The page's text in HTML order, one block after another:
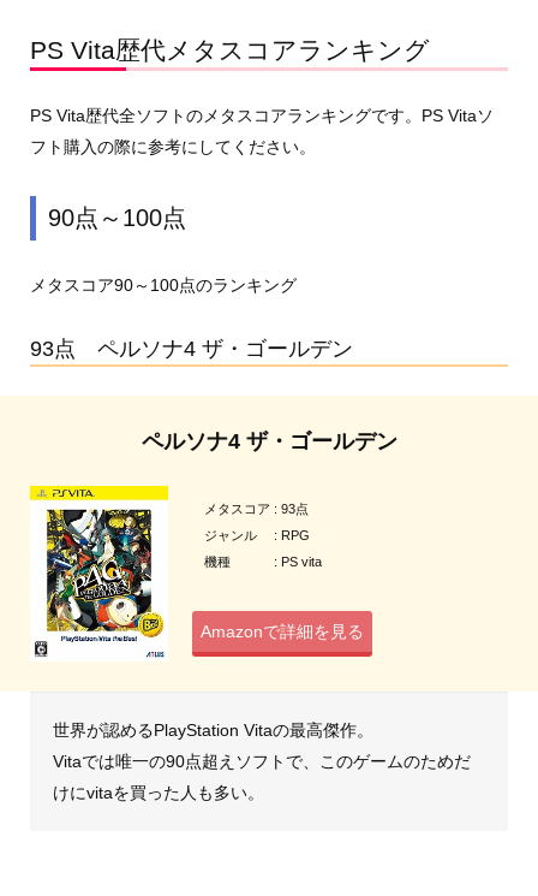
PS Vita歴代メタスコアランキング
PS Vita歴代全ソフトのメタスコアランキングです。PS Vitaソ
フト購入の際に参考にしてください。
90点～100点
メタスコア90～100点のランキング
93点 ペルソナ4 ザ・ゴールデン
ペルソナ4 ザ・ゴールデン
メタスコア : 93点
ジャンル : RPG
機種 : PS vita
Amazonで詳細を見る
世界が認めるPlayStation Vitaの最高傑作。
Vitaでは唯一の90点超えソフトで、このゲームのためだ
けにvitaを買った人も多い。